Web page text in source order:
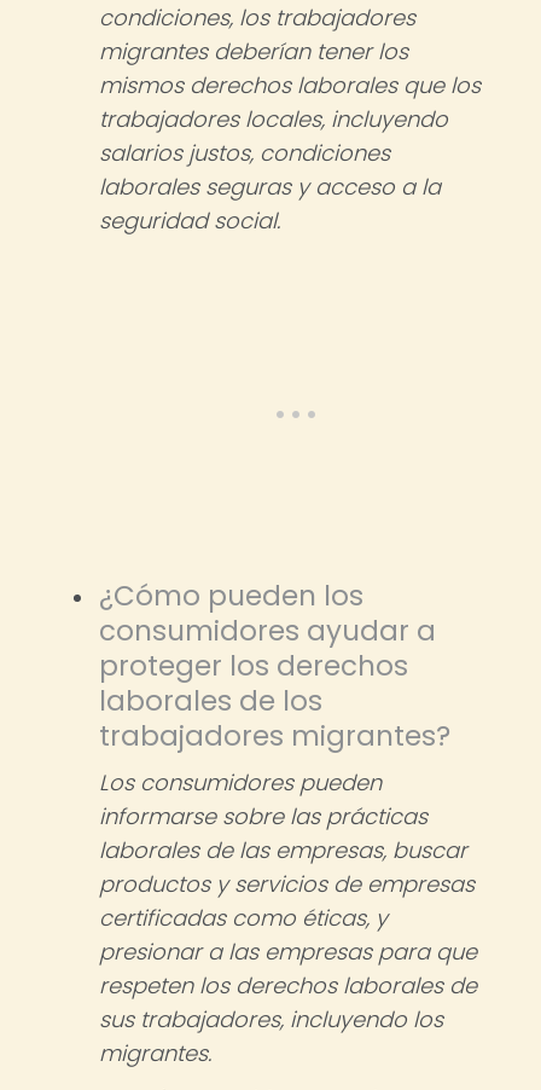
condiciones, los trabajadores
migrantes deberían tener los
mismos derechos laborales que los
trabajadores locales, incluyendo
salarios justos, condiciones
laborales seguras y acceso a la
seguridad social.
¿Cómo pueden los
consumidores ayudar a
proteger los derechos
laborales de los
trabajadores migrantes?
Los consumidores pueden
informarse sobre las prácticas
laborales de las empresas, buscar
productos y servicios de empresas
certificadas como éticas, y
presionar a las empresas para que
respeten los derechos laborales de
sus trabajadores, incluyendo los
migrantes.